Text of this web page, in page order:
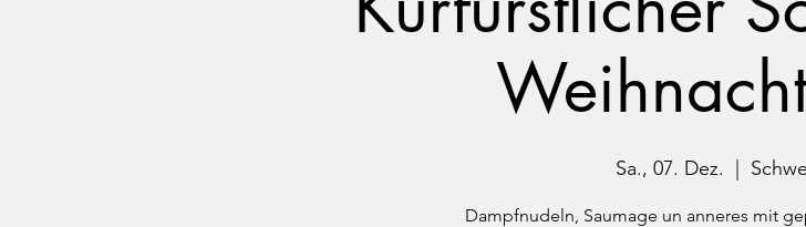
Sa., 07. Dez.
  |
Dampfnudeln, Saumage un anneres mit